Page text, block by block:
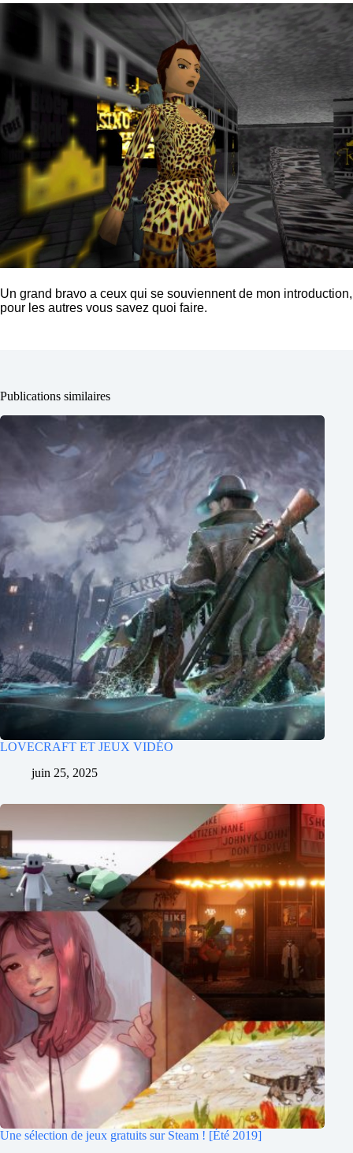
Un grand bravo a ceux qui se souviennent de mon introduction,
pour les autres vous savez quoi faire.
Publications similaires
LOVECRAFT ET JEUX VIDÉO
juin 25, 2025
Une sélection de jeux gratuits sur Steam ! [Été 2019]